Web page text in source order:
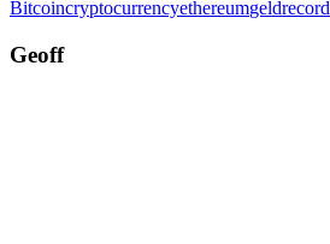
Bitcoincryptocurrencyethereumgeldrecord
Geoff